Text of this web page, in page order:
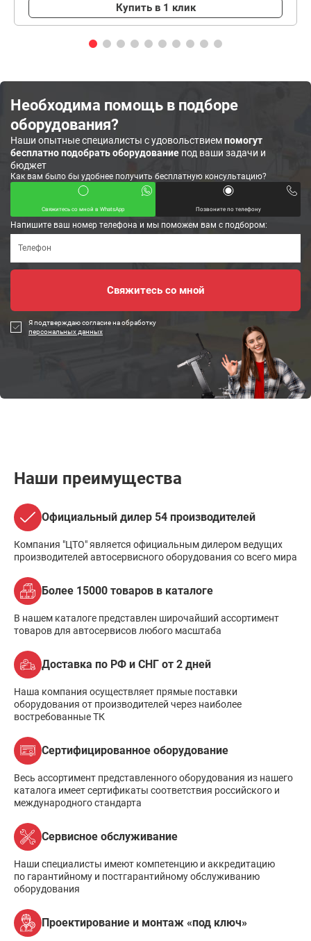
Купить в 1 клик
Необходима помощь в подборе
оборудования?
Наши опытные специалисты с удовольствиемпомогут
бесплатно подобрать оборудование под ваши задачи и
бюджет
Как вам было бы удобнее получить бесплатную консультацию?
Свяжитесь со мной в WhatsApp Позвоните по телефону
Напишите ваш номер телефона и мы поможем вам с подбором:
Я подтверждаю согласие на обработку
персональных данных
Наши преимущества
Официальный дилер 54 производителей
Компания "ЦТО" является официальным дилером ведущих
производителей автосервисного оборудования со всего мира
Более 15000 товаров в каталоге
В нашем каталоге представлен широчайший ассортимент
товаров для автосервисов любого масштаба
Доставка по РФ и СНГ от 2 дней
Наша компания осуществляет прямые поставки
оборудования от производителей через наиболее
востребованные ТК
Сертифицированное оборудование
Весь ассортимент представленного оборудования из нашего
каталога имеет сертификаты соответствия российского и
международного стандарта
Сервисное обслуживание
Наши специалисты имеют компетенцию и аккредитацию
по гарантийному и постгарантийному обслуживанию
оборудования
Проектирование и монтаж «под ключ»